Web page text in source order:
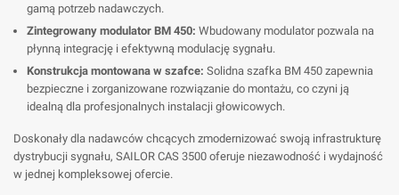
gamą potrzeb nadawczych.
Zintegrowany modulator BM 450: Wbudowany modulator pozwala na
płynną integrację i efektywną modulację sygnału.
Konstrukcja montowana w szafce: Solidna szafka BM 450 zapewnia
bezpieczne i zorganizowane rozwiązanie do montażu, co czyni ją
idealną dla profesjonalnych instalacji głowicowych.
Doskonały dla nadawców chcących zmodernizować swoją infrastrukturę
dystrybucji sygnału, SAILOR CAS 3500 oferuje niezawodność i wydajność
w jednej kompleksowej ofercie.